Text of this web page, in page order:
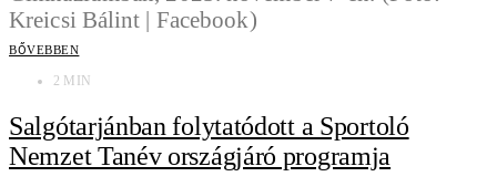
BŐVEBBEN
2 MIN
Salgótarjánban folytatódott a Sportoló
Nemzet Tanév országjáró programja